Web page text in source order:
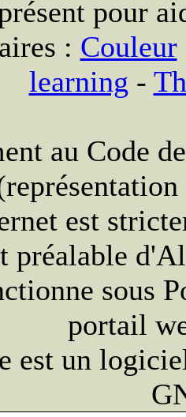
pour
: Couleur
learning -
au Code
est
préalable
sous
portail
est un